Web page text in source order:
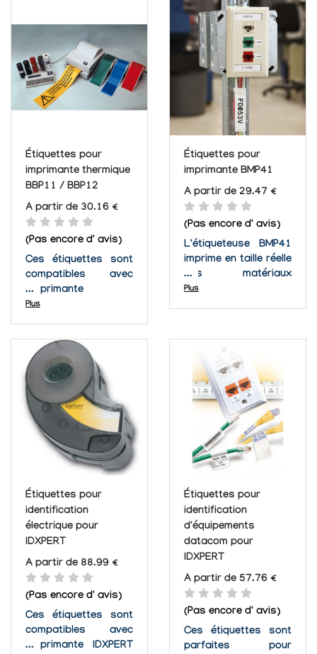
matériau idéal pour
de Brady.
Étiquettes pour
imprimante thermique
BBP11 / BBP12
A partir de 30.16 €
(Pas encore d' avis)
Ces étiquettes sont
compatibles avec
l'imprimante
thermique BBP12 et
servir à repérer des
fils et des câbles,
des plaques
signalétiques et
d'identification
générale et
industrielle.
Plus
Étiquettes pour
imprimante BMP41
A partir de 29.47 €
(Pas encore d' avis)
L'étiqueteuse BMP41
imprime en taille réelle
des matériaux
d'identification
maximiser la
quantités de données
sur vos étiquettes.
Compatible avec
jusqu'à 10 matériaux
différents...
Plus
Étiquettes pour
identification
électrique pour
IDXPERT
A partir de 88.99 €
(Pas encore d' avis)
Ces étiquettes sont
compatibles avec
l'imprimante IDXPERT
Étiquettes pour
identification
d'équipements
datacom pour
IDXPERT
A partir de 57.76 €
(Pas encore d' avis)
Ces étiquettes sont
parfaites pour